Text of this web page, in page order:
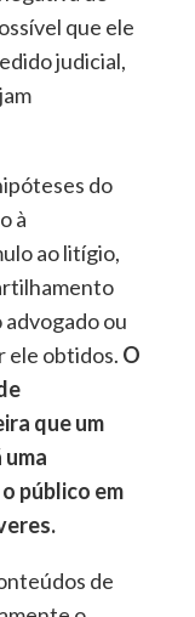
que ele
judicial,
do
à
ao litígio,
ou
ele obtidos. O
que um
público em
de